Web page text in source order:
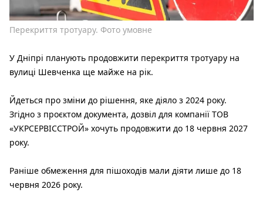
Перекриття тротуару. Фото умовне
У Дніпрі планують продовжити перекриття тротуару на
вулиці Шевченка ще майже на рік.
Йдеться про зміни до рішення, яке діяло з 2024 року.
Згідно з проєктом документа, дозвіл для компанії ТОВ
«УКРСЕРВІССТРОЙ» хочуть продовжити до 18 червня 2027
року.
Раніше обмеження для пішоходів мали діяти лише до 18
червня 2026 року.